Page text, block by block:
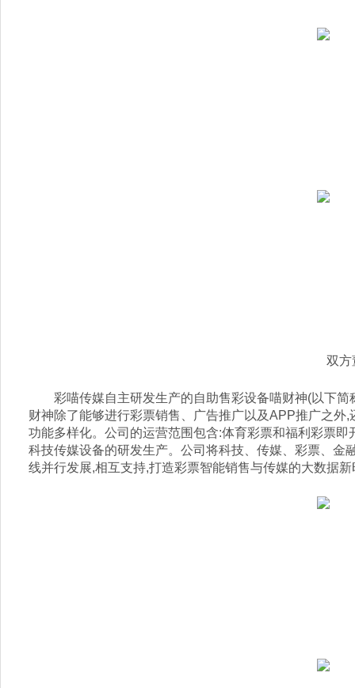
双方
彩喵传媒自主研发生产的自助售彩设备喵财神(以下
财神除了能够进行彩票销售、广告推广以及APP推广之
功能多样化。公司的运营范围包含:体育彩票和福利彩票
科技传媒设备的研发生产。公司将科技、传媒、彩票、金
线并行发展,相互支持,打造彩票智能销售与传媒的大数据新